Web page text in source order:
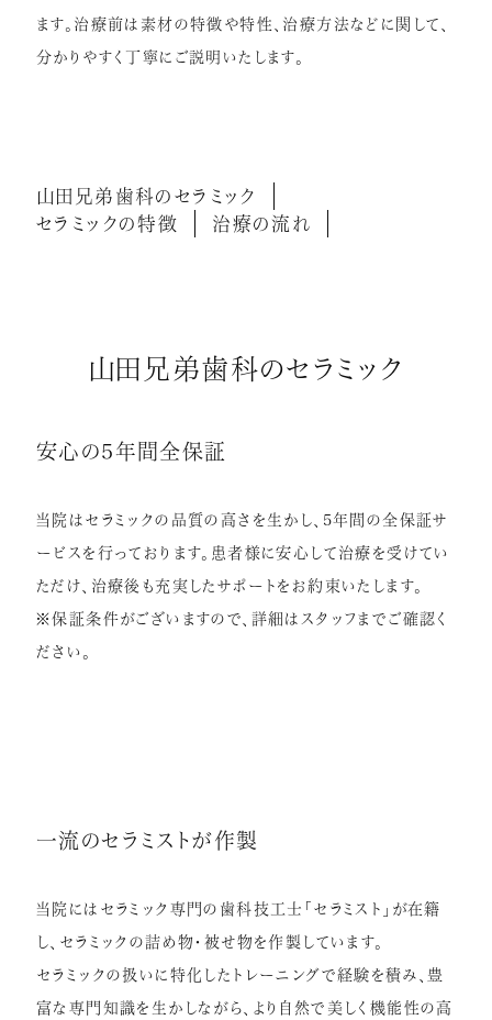
矯正歯科
虫歯・歯周病
ます。治療前は素材の特徴や特性、治療方法などに関して、
分かりやすく丁寧にご説明いたします。
山田兄弟歯科のセラミック
セラミックの特徴
治療の流れ
山田兄弟歯科のセラミック
安心の5年間全保証
当院はセラミックの品質の高さを生かし、5年間の全保証サ
ービスを行っております。患者様に安心して治療を受けてい
ただけ、治療後も充実したサポートをお約束いたします。
※保証条件がございますので、詳細はスタッフまでご確認く
ださい。
一流のセラミストが作製
当院にはセラミック専門の歯科技工士「セラミスト」が在籍
し、セラミックの詰め物・被せ物を作製しています。
セラミックの扱いに特化したトレーニングで経験を積み、豊
富な専門知識を生かしながら、より自然で美しく機能性の高